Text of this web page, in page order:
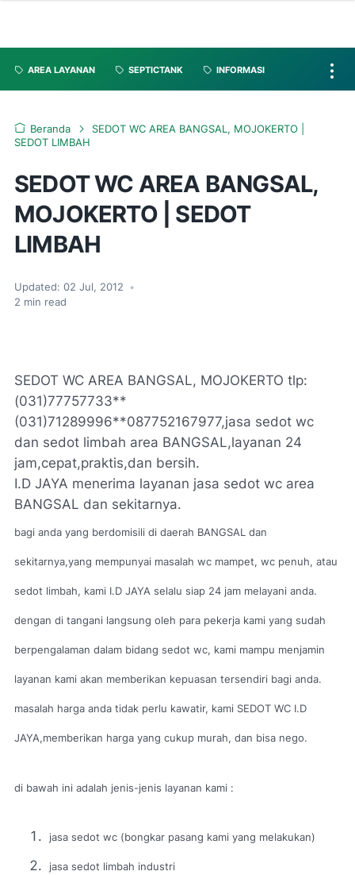
AREA LAYANAN SEPTICTANK INFORMASI
Beranda
SEDOT WC AREA BANGSAL, MOJOKERTO |
SEDOT LIMBAH
SEDOT WC AREA BANGSAL,
MOJOKERTO | SEDOT
LIMBAH
Updated: 02 Jul, 2012
•
2 min read
SEDOT WC AREA BANGSAL, MOJOKERTO tlp:
(031)77757733**
(031)71289996**087752167977,jasa sedot wc
dan sedot limbah area BANGSAL,layanan 24
jam,cepat,praktis,dan bersih.
I.D JAYA menerima layanan jasa sedot wc area
BANGSAL dan sekitarnya.
bagi anda yang berdomisili di daerah BANGSAL dan
sekitarnya,yang mempunyai masalah wc mampet, wc penuh, atau
sedot limbah, kami I.D JAYA selalu siap 24 jam melayani anda.
dengan di tangani langsung oleh para pekerja kami yang sudah
berpengalaman dalam bidang sedot wc, kami mampu menjamin
layanan kami akan memberikan kepuasan tersendiri bagi anda.
masalah harga anda tidak perlu kawatir, kami SEDOT WC I.D
JAYA,memberikan harga yang cukup murah, dan bisa nego.
di bawah ini adalah jenis-jenis layanan kami :
jasa sedot wc (bongkar pasang kami yang melakukan)
jasa sedot limbah industri